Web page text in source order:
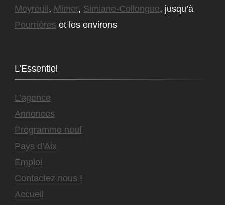
Meyreuil , Mimet, Simiane-Collongue, jusqu’à
Pourrières et les environs
L’Essentiel
L’agence
Annonces
Programme neuf
Pays d’Aix
Emploi
Contactez nous !
Accueil